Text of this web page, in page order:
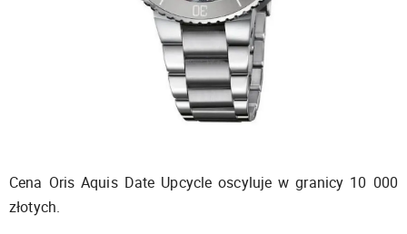
Cena Oris Aquis Date Upcycle oscyluje w granicy 10 000
złotych.